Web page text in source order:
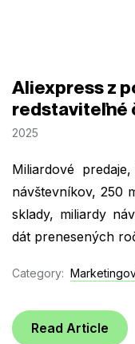
Aliexpress z
redstaviteľné
2025
Miliardové
návštevníkov, 250
sklady, miliardy
dát prenesených
Category:
Read Article